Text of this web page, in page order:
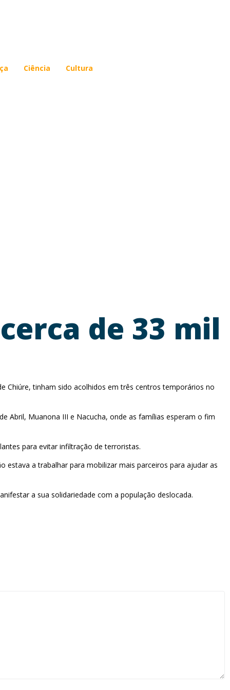
Ciência Cultura
de 33 mil
Chiúre, tinham sido acolhidos em três centros temporários no
Abril, Muanona III e Nacucha, onde as famílias esperam o fim
para evitar infiltração de terroristas.
estava a trabalhar para mobilizar mais parceiros para ajudar as
a sua solidariedade com a população deslocada.